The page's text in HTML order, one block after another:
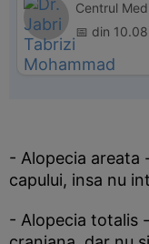
Centrul
📅 din
- Alopecia areata
capului, insa nu
- Alopecia totalis